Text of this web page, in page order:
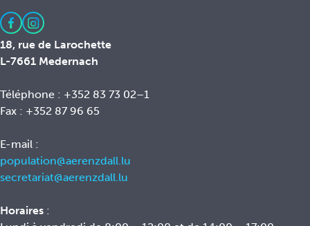
18, rue de Larochette
L-7661 Medernach
Téléphone : +352 83 73 02–1
Fax : +352 87 96 65
E-mail :
population@aerenzdall.lu
secretariat@aerenzdall.lu
Horaires :